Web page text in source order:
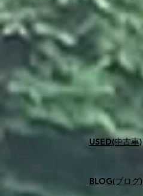
USED(中古車)
BLOG(ブログ)